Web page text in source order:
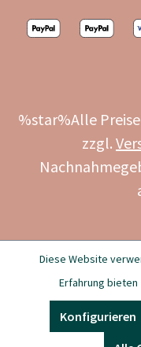
%star%Alle
zzgl.
Diese Website
Erfahrung bieten
Konfigurieren